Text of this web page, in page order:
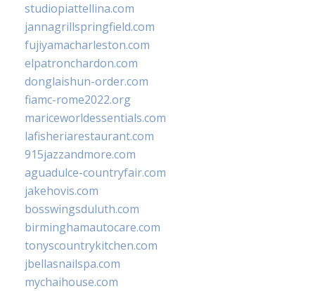
studiopiattellina.com
jannagrillspringfield.com
fujiyamacharleston.com
elpatronchardon.com
donglaishun-order.com
fiamc-rome2022.org
mariceworldessentials.com
lafisheriarestaurant.com
915jazzandmore.com
aguadulce-countryfair.com
jakehovis.com
bosswingsduluth.com
birminghamautocare.com
tonyscountrykitchen.com
jbellasnailspa.com
mychaihouse.com